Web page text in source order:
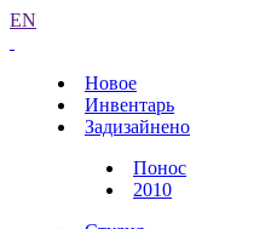
EN
Новое
Инвентарь
Задизайнено
Понос
2010